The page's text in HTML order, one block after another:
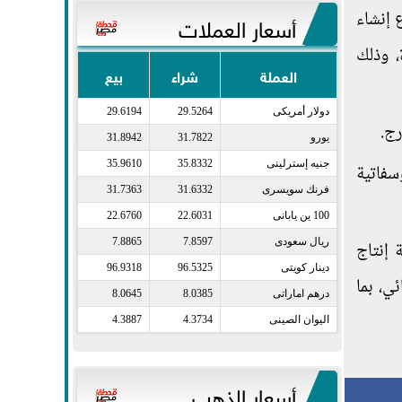
إنشاء
وذلك
إنتاج
بما
أسعار العملات
العملة شراء بيع
دولار أمريكى​ 29.5264
29.6194
يورو​ 31.7822
31.8942
جنيه إسترلينى​ 35.8332
35.9610
فرنك سويسرى​ 31.6332
31.7363
100 ين يابانى​ 22.6031
22.6760
ريال سعودى​ 7.8597
7.8865
دينار كويتى​ 96.5325
96.9318
درهم اماراتى​ 8.0385
8.0645
اليوان الصينى​ 4.3734
4.3887
أسعار الذهب